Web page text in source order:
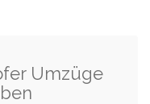
Umzüge